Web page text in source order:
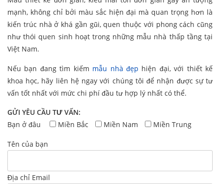
mạnh, không chỉ bởi màu sắc hiện đại mà quan trọng hơn là
kiến trúc nhà ở khá gần gũi, quen thuộc với phong cách cũng
như thói quen sinh hoạt trong những mẫu nhà thấp tầng tại
Việt Nam.
Nếu bạn đang tìm kiếm mẫu nhà đẹp hiện đại, với thiết kế
khoa học, hãy liên hệ ngay với chúng tôi để nhận được sự tư
vấn tốt nhất với mức chi phí đầu tư hợp lý nhất có thể.
GỬI YÊU CẦU TƯ VẤN:
Bạn ở đâu
Miền Bắc Miền Nam Miền Trung
Tên của bạn
Địa chỉ Email